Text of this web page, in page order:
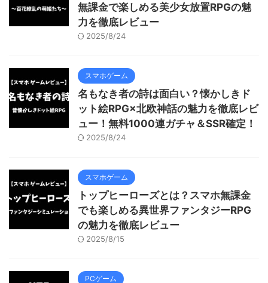
無課金で楽しめる美少女放置RPGの魅
力を徹底レビュー
2025/8/24
スマホゲーム
名もなき者の詩は面白い？懐かしきド
ット絵RPG×北欧神話の魅力を徹底レビ
ュー！無料1000連ガチャ＆SSR確定！
2025/8/24
スマホゲーム
トップヒーローズとは？スマホ無課金
でも楽しめる異世界ファンタジーRPG
の魅力を徹底レビュー
2025/8/15
PCゲーム